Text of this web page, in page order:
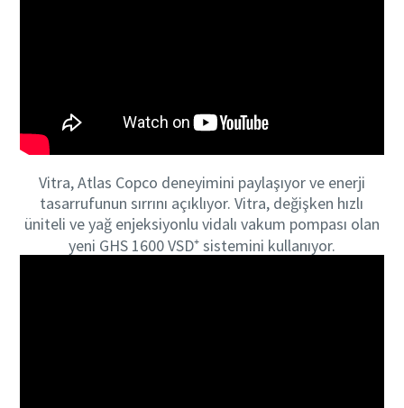
Vitra, Atlas Copco deneyimini paylaşıyor ve enerji
tasarrufunun sırrını açıklıyor. Vitra, değişken hızlı
üniteli ve yağ enjeksiyonlu vidalı vakum pompası olan
yeni GHS 1600 VSD⁺ sistemini kullanıyor.